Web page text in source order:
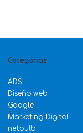
Categorías
ADS
Diseño web
Google
Marketing Digital
netbulb